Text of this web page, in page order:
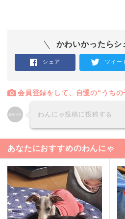
かわいかったらシ
シェア ツイー
会員登録をして、自慢の“うちの
わんにゃ投稿に投稿する
あなたにおすすめのわんにゃ